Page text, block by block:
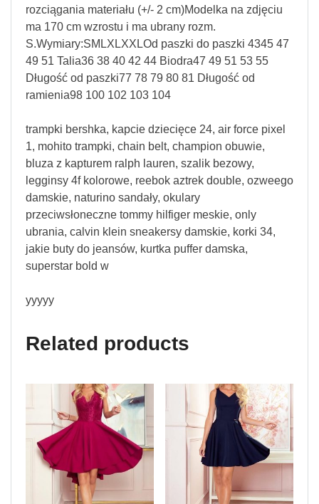
rozciągania materiału (+/- 2 cm)Modelka na zdjęciu
ma 170 cm wzrostu i ma ubrany rozm.
S.Wymiary:SMLXLXXLOd paszki do paszki 4345 47
49 51 Talia36 38 40 42 44 Biodra47 49 51 53 55
Długość od paszki77 78 79 80 81 Długość od
ramienia98 100 102 103 104
trampki bershka, kapcie dziecięce 24, air force pixel
1, mohito trampki, chain belt, champion obuwie,
bluza z kapturem ralph lauren, szalik bezowy,
legginsy 4f kolorowe, reebok aztrek double, ozweego
damskie, naturino sandały, okulary
przeciwsłoneczne tommy hilfiger meskie, only
ubrania, calvin klein sneakersy damskie, korki 34,
jakie buty do jeansów, kurtka puffer damska,
superstar bold w
yyyyy
Related products